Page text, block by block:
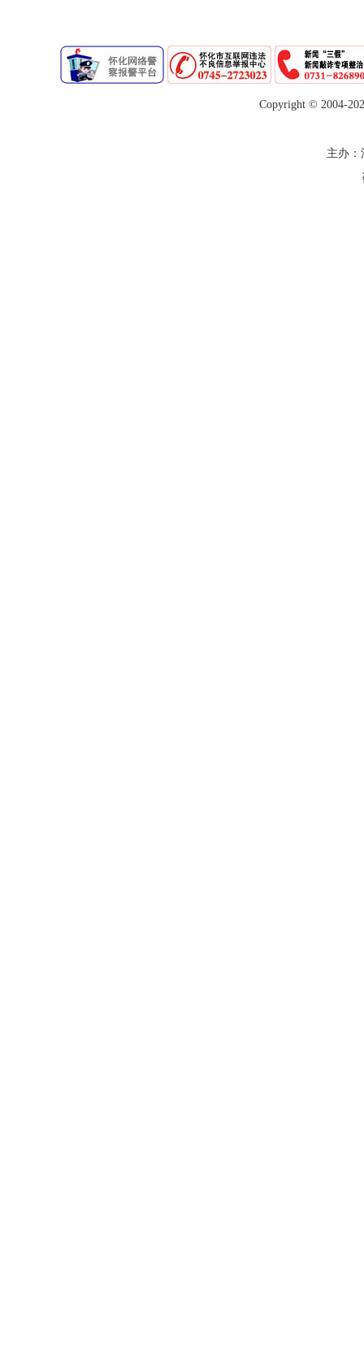
Copyright © 2004-
主办：